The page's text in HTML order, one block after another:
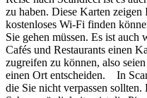
zu haben. Diese Karten zeigen
kostenloses Wi-Fi finden
Sie gehen müssen. Es ist auch
Cafés und Restaurants einen
zugreifen zu können, also
einen Ort entscheiden. In
die Sie nicht verpassen sollten.